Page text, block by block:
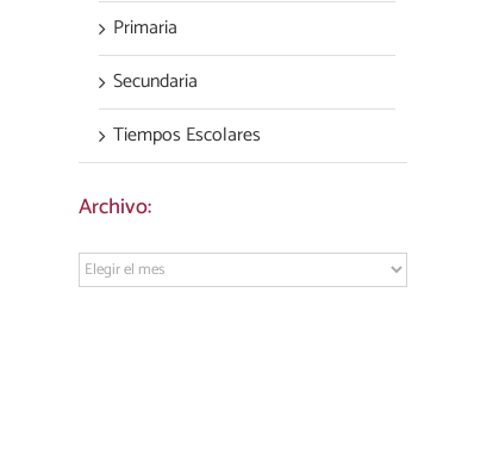
Primaria
Secundaria
Tiempos Escolares
Archivo:
Archivo: